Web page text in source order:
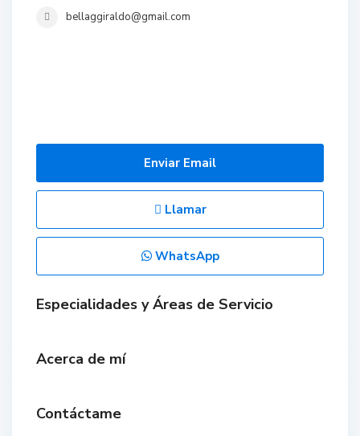
bellaggiraldo@gmail.com
Enviar Email
Llamar
WhatsApp
Especialidades y Áreas de Servicio
Acerca de mí
Contáctame